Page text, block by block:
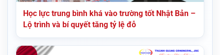
Học lực trung bình khá vào trường tốt Nhật Bản –
Lộ trình và bí quyết tăng tỷ lệ đỗ